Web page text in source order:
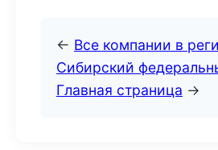
← Все компании в
Сибирский
Главная страница →